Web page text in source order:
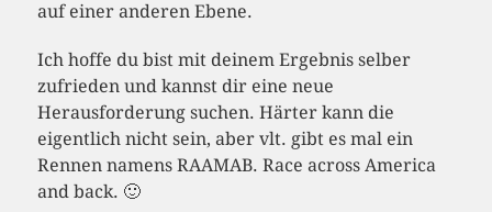
auf einer anderen Ebene.
Ich hoffe du bist mit deinem Ergebnis selber
zufrieden und kannst dir eine neue
Herausforderung suchen. Härter kann die
eigentlich nicht sein, aber vlt. gibt es mal ein
Rennen namens RAAMAB. Race across America
and back. 🙂